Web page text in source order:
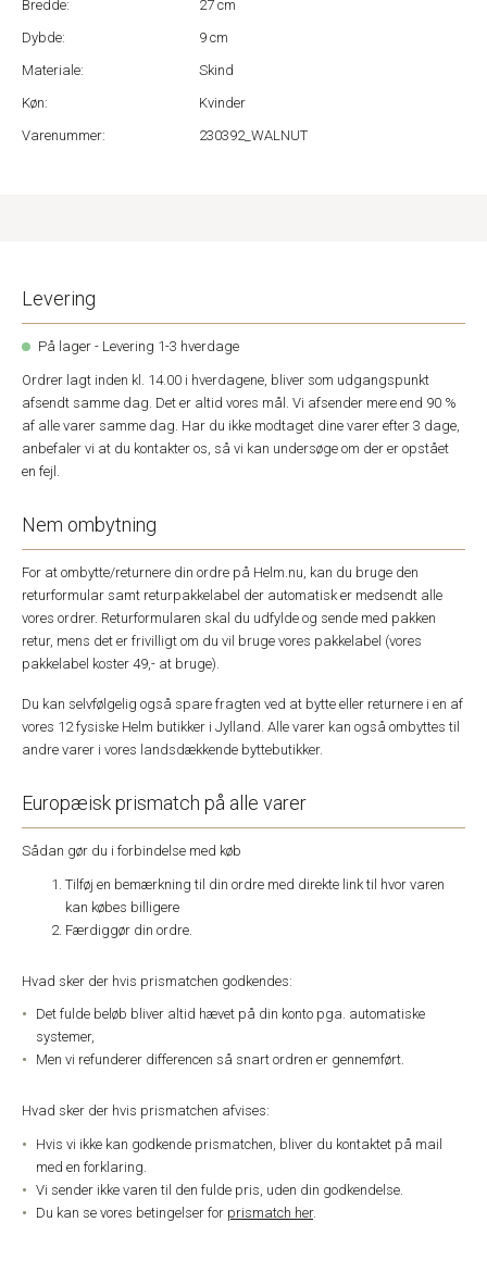
Bredde:
27 cm
Dybde:
9 cm
Materiale:
Skind
Køn:
Kvinder
Varenummer:
230392_WALNUT
Levering
På lager - Levering 1-3 hverdage
Ordrer lagt inden kl. 14.00 i hverdagene, bliver som udgangspunkt
afsendt samme dag. Det er altid vores mål. Vi afsender mere end 90 %
af alle varer samme dag. Har du ikke modtaget dine varer efter 3 dage,
anbefaler vi at du kontakter os, så vi kan undersøge om der er opstået
en fejl.
Nem ombytning
For at ombytte/returnere din ordre på Helm.nu, kan du bruge den
returformular samt returpakkelabel der automatisk er medsendt alle
vores ordrer. Returformularen skal du udfylde og sende med pakken
retur, mens det er frivilligt om du vil bruge vores pakkelabel (vores
pakkelabel koster 49,- at bruge).
Du kan selvfølgelig også spare fragten ved at bytte eller returnere i en af
vores 12 fysiske Helm butikker i Jylland. Alle varer kan også ombyttes til
andre varer i vores landsdækkende byttebutikker.
Europæisk prismatch på alle varer
Sådan gør du i forbindelse med køb
Tilføj en bemærkning til din ordre med direkte link til hvor varen
kan købes billigere
Færdiggør din ordre.
Hvad sker der hvis prismatchen godkendes:
Det fulde beløb bliver altid hævet på din konto pga. automatiske
systemer,
Men vi refunderer differencen så snart ordren er gennemført.
Hvad sker der hvis prismatchen afvises:
Hvis vi ikke kan godkende prismatchen, bliver du kontaktet på mail
med en forklaring.
Vi sender ikke varen til den fulde pris, uden din godkendelse.
Du kan se vores betingelser for prismatch her.